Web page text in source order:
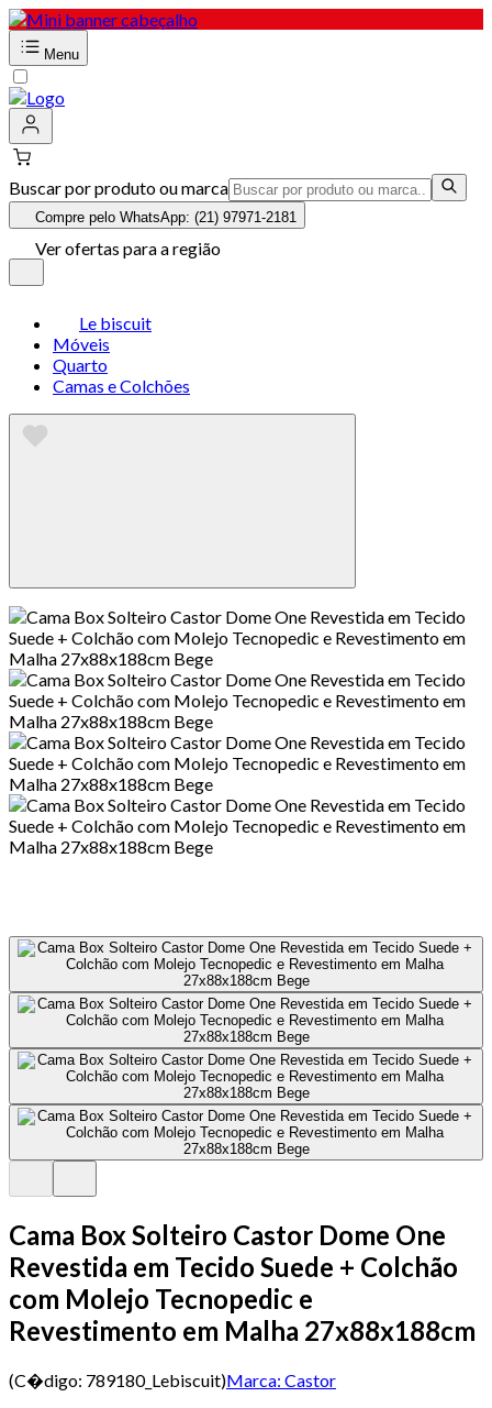
Menu
Buscar por produto ou marca
Compre pelo WhatsApp: (21) 97971-2181
Ver ofertas para a região
Le biscuit
Móveis
Quarto
Camas e Colchões
Cama Box Solteiro Castor Dome One
Revestida em Tecido Suede + Colchão
com Molejo Tecnopedic e
Revestimento em Malha 27x88x188cm
(C�digo: 789180_Lebiscuit)Marca: Castor